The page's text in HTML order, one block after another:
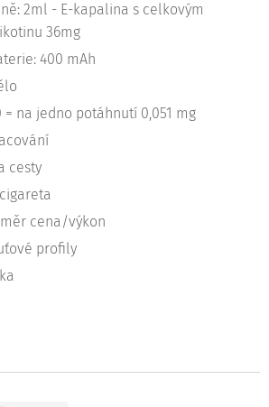
2ml - E-kapalina s celkovým
36mg
400 mAh
= na jedno potáhnutí 0,051 mg
cesty
cena/výkon
profily